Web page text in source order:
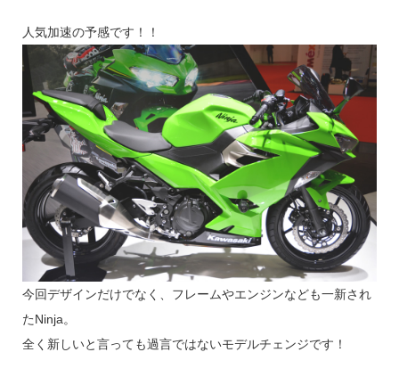
人気加速の予感です！！
今回デザインだけでなく、フレームやエンジンなども一新され
たNinja。
全く新しいと言っても過言ではないモデルチェンジです！